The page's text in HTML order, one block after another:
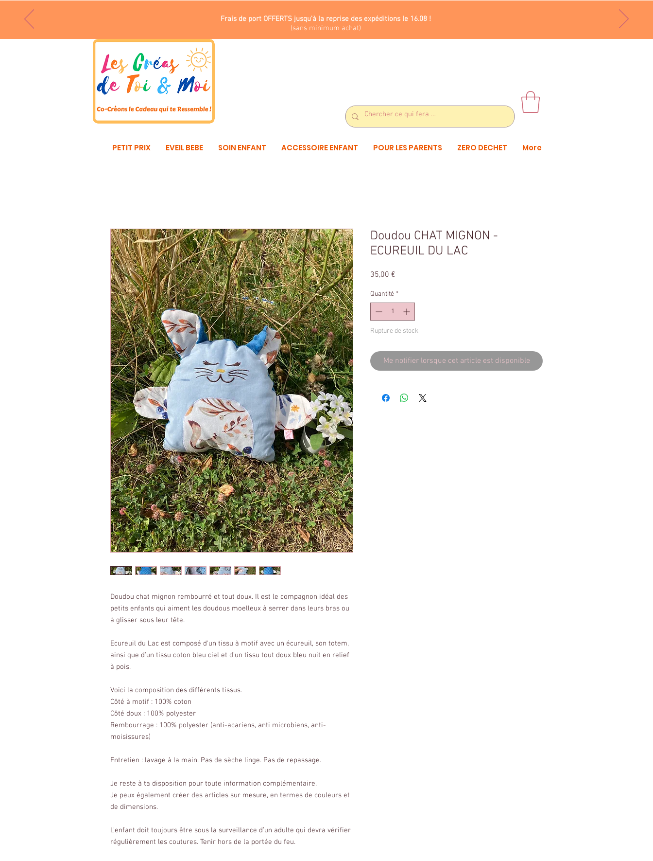
Frais de port OFFERTS jusqu'à la reprise des expéditions le 16.08 !
(sans minimum achat)
PETIT PRIX EVEIL BEBE SOIN ENFANT ACCESSOIRE ENFANT POUR LES PARENTS ZERO DECHET More
Doudou chat mignon rembourré et tout doux. Il est le compagnon idéal des
petits enfants qui aiment les doudous moelleux à serrer dans leurs bras ou
à glisser sous leur tête.
Ecureuil du Lac est composé d'un tissu à motif avec un écureuil, son totem,
ainsi que d'un tissu coton bleu ciel et d'un tissu tout doux bleu nuit en relief
à pois.
Voici la composition des différents tissus.
Côté à motif : 100% coton
Côté doux : 100% polyester
Rembourrage : 100% polyester (anti-acariens, anti microbiens, anti-
moisissures)
Entretien : lavage à la main. Pas de sèche linge. Pas de repassage.
Je reste à ta disposition pour toute information complémentaire.
Je peux également créer des articles sur mesure, en termes de couleurs et
de dimensions.
L'enfant doit toujours être sous la surveillance d’un adulte qui devra vérifier
régulièrement les coutures. Tenir hors de la portée du feu.
Doudou CHAT MIGNON -
ECUREUIL DU LAC
35,00 €
Quantité *
Rupture de stock
Me notifier lorsque cet article est disponible